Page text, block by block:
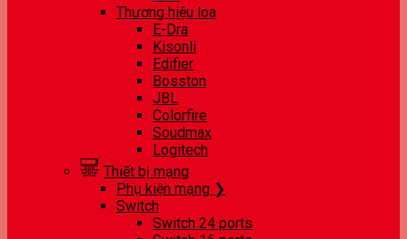
Thương hiệu loa
E-Dra
Kisonli
Edifier
Bosston
JBL
Colorfire
Soudmax
Logitech
Thiết bị mạng
Phụ kiện mạng ❯
Switch
Switch 24 ports